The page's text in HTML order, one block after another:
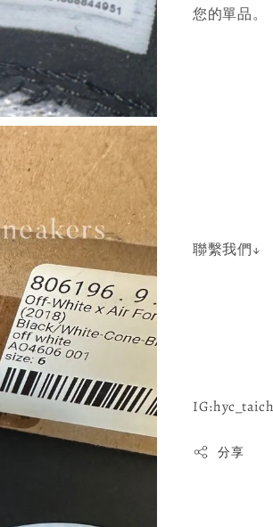
您的單品。
聯繫我們↓
分享